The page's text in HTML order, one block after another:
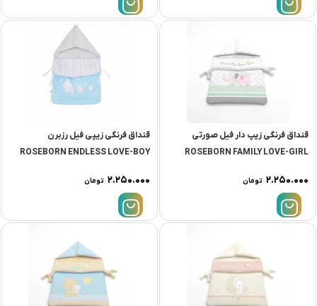
قنداق فرنگى زيپ دار فيل صورتى
ROSEBORN FAMILY LOVE-GIRL
۲.۲۵۰.۰۰۰ تومان
قنداق فرنگى زيپی فيل رزبرن
ROSEBORN ENDLESS LOVE-BOY
۲.۲۵۰.۰۰۰ تومان